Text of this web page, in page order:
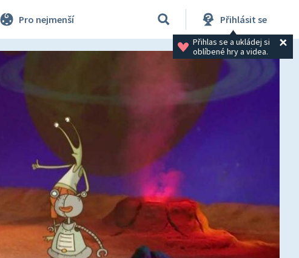
Pro nejmenší Přihlásit se
Přihlas se a ukládej si
oblíbené hry a videa.